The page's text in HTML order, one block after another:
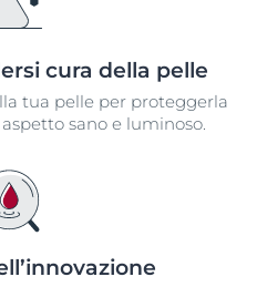
cura della pelle
tua pelle per proteggerla
sano e luminoso.